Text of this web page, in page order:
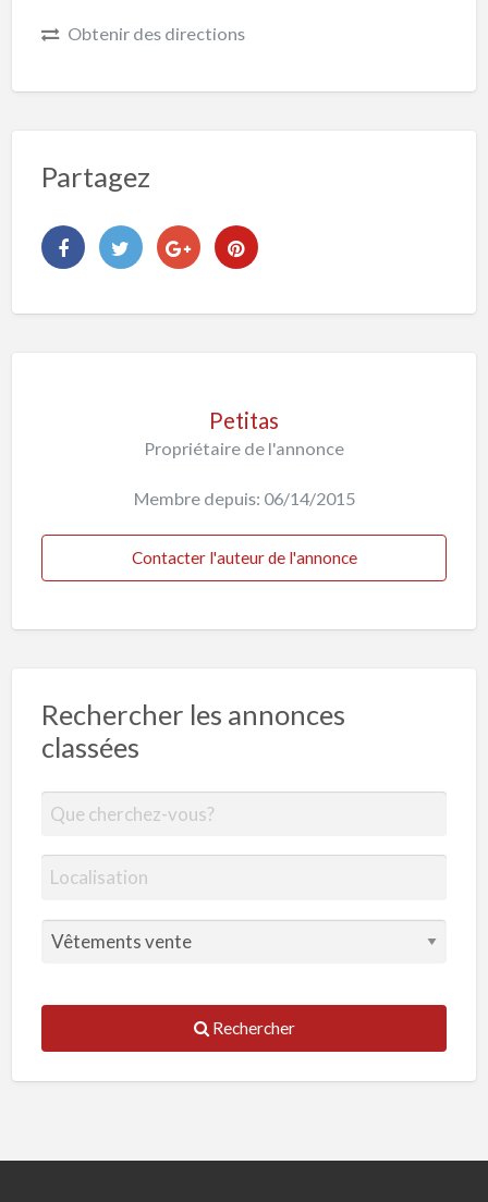
Obtenir des directions
Partagez
Petitas
Propriétaire de l'annonce
Membre depuis: 06/14/2015
Contacter l'auteur de l'annonce
Rechercher les annonces
classées
Rechercher